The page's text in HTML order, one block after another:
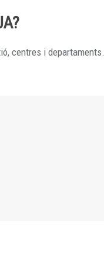
centres i departaments.